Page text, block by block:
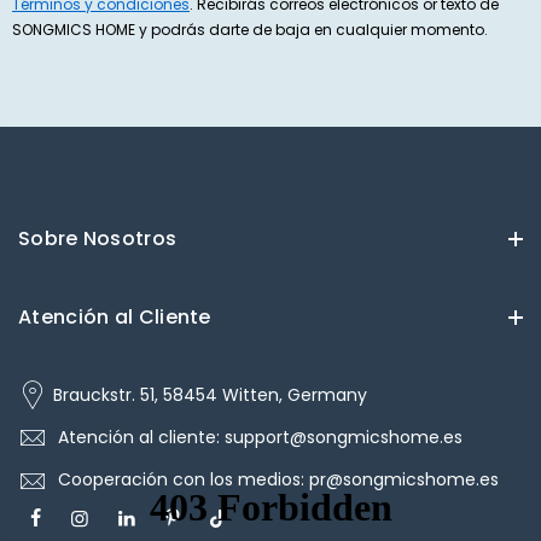
Términos y condiciones. Recibirás correos electrónicos or texto de
SONGMICS HOME y podrás darte de baja en cualquier momento.
Sobre Nosotros
Atención al Cliente
Brauckstr. 51, 58454 Witten, Germany
Atención al cliente: support@songmicshome.es
Cooperación con los medios: pr@songmicshome.es